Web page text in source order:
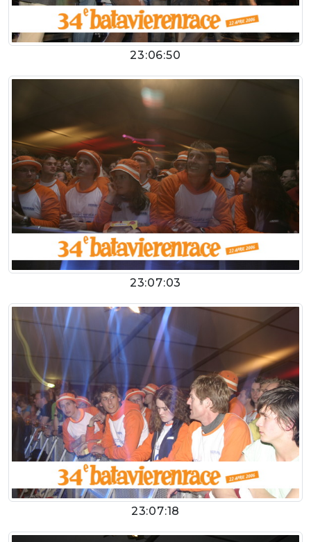
23:06:50
23:07:03
23:07:18